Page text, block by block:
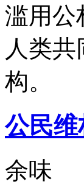
滥用公
人类
构。
公民维
余味